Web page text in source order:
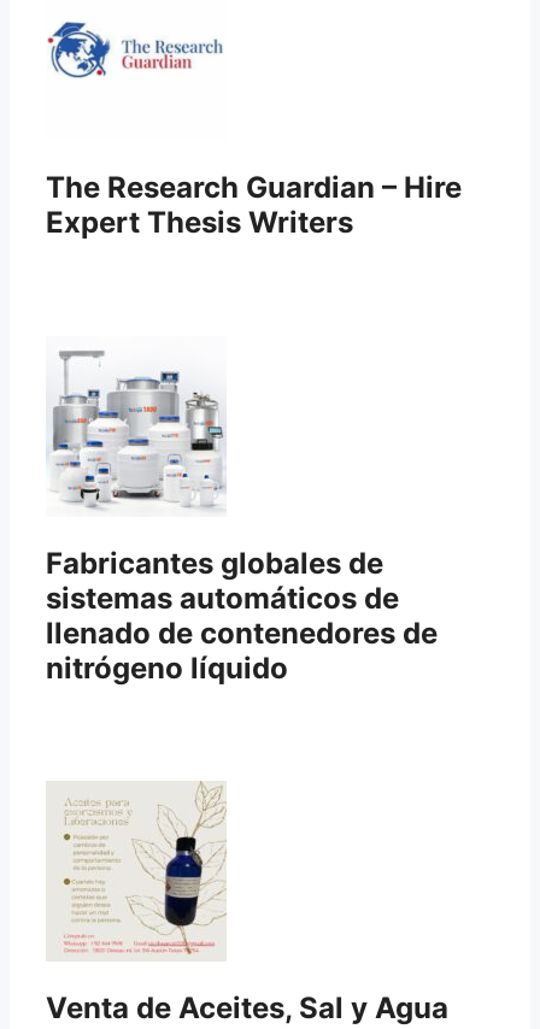
The Research Guardian – Hire
Expert Thesis Writers
Fabricantes globales de
sistemas automáticos de
llenado de contenedores de
nitrógeno líquido
Venta de Aceites, Sal y Agua